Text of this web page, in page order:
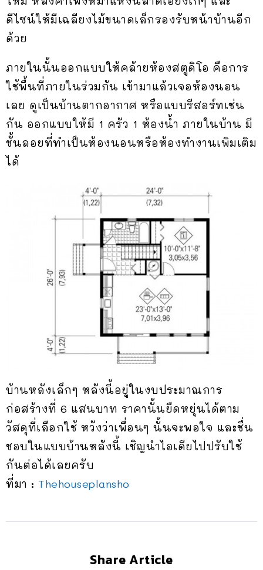
ดีไซน์ให้มีเฉลียงไม้ขนาดเล็กรองรับหน้าบ้านอีก
ด้วย
ภายในนั้นออกแบบให้คล้ายห้องสตูดิโอ คือการ
ใช้พื้นที่ภายในร่วมกัน เข้ามาแล้วเจอห้องนอน
เลย ดูเป็นบ้านตากอากาศ หรือแบบรีสอร์ทเช่น
กัน ออกแบบให้มี 1 ครัว 1 ห้องน้ำ ภายในบ้าน มี
ชั้นลอยที่ทำเป็นห้องนอนหรือห้องทำงานเพิมเติม
ได้
บ้านหลังเล็กๆ หลังนี้อยู่ในงบประมาณการ
ก่อสร้างที่ 6 แสนบาท ราคานั้นยืดหยุ่นได้ตาม
วัสดุที่เลือกใช้ หวังว่าเพื่อนๆ นั้นจะพอใจ และชื่น
ชอบในแบบบ้านหลังนี้ เชิญนำไอเดียไปปรับใช้
กันต่อได้เลยครับ
ที่มา : Thehouseplansho
Share Article